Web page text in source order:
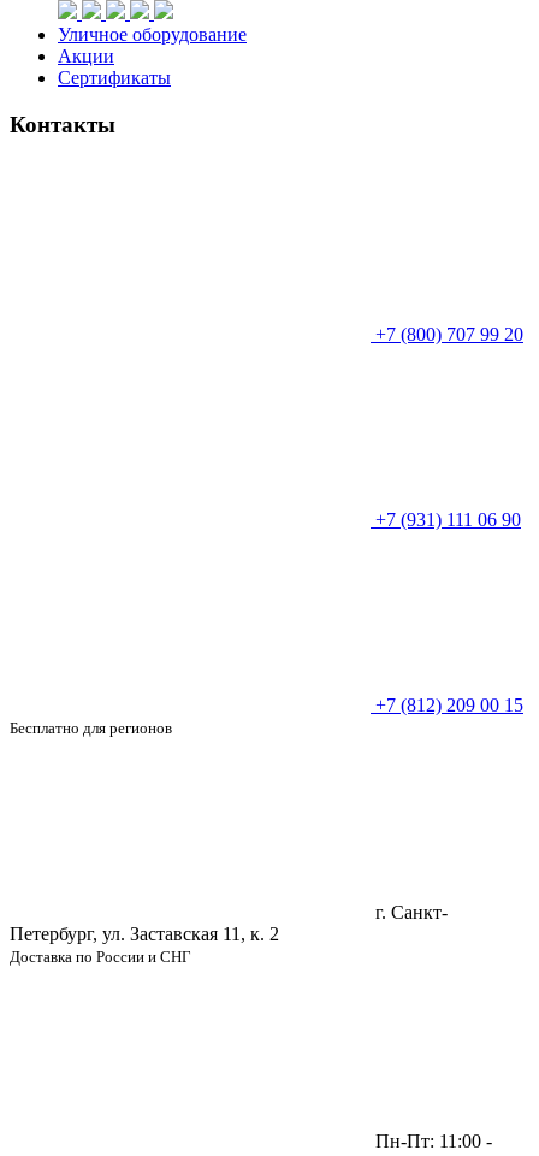
Уличное оборудование
Акции
Сертификаты
Контакты
+7 (800) 707 99 20
+7 (931) 111 06 90
+7 (812) 209 00 15
Бесплатно для регионов
г. Санкт-
Петербург, ул. Заставская 11, к. 2
Доставка по России и СНГ
Пн-Пт: 11:00 -